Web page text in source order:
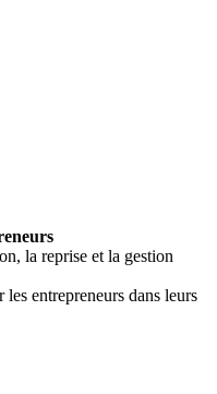
la reprise et la gestion
entrepreneurs dans leurs